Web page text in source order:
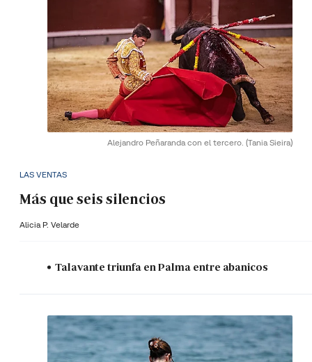
Alejandro Peñaranda con el tercero. (Tania Sieira)
LAS VENTAS
Más que seis silencios
Alicia P. Velarde
Talavante triunfa en Palma entre abanicos